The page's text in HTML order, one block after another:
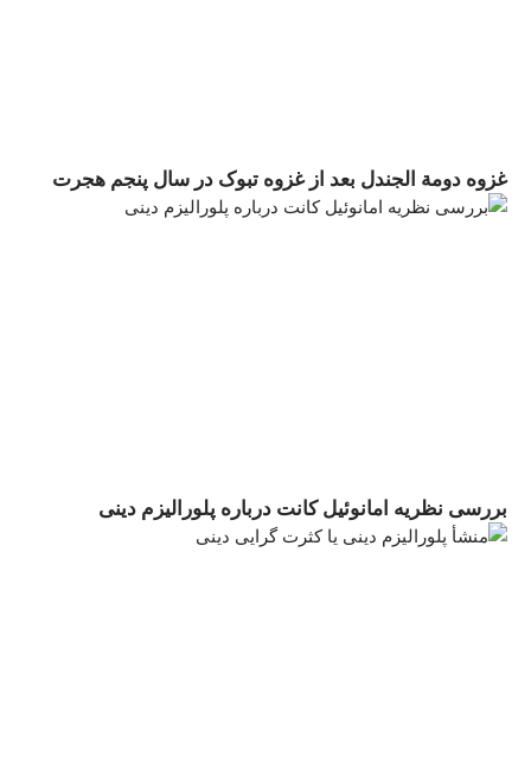
غزوه دومة الجندل بعد از غزوه تبوک در سال پنجم هجرت
بررسی نظریه امانوئیل کانت درباره پلورالیزم دینى